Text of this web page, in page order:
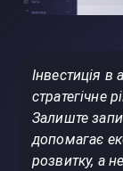
Інвестиція в
стратегічне
Залиште
допомагає
розвитку, а